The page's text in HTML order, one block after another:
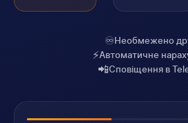
♾️Необмежено
⚡Автоматичне
📲Сповіщення в